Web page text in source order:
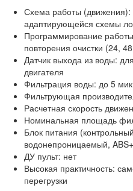
Схема работы (движения):
адаптирующейся схемы
Программирование
повторения очистки (24,
Датчик выхода из воды:
двигателя
Фильтрация воды: до 5
Фильтрующая
Расчетная скорость
Номинальная площадь
Блок питания
водонепроницаемый,
ДУ пульт: нет
Высокая практичность:
перегрузки